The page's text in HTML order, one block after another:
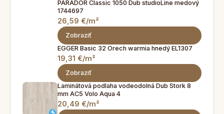
PARADOR Classic 1050 Dub studioLine medový
1744697
26,59 €/m²
Zobraziť
EGGER Basic 32 Orech warmia hnedý EL1307
19,31 €/m²
Zobraziť
Laminátová podlaha vodeodolná Dub Stork 8
mm AC5 Volo Aqua 4
20,49 €/m²